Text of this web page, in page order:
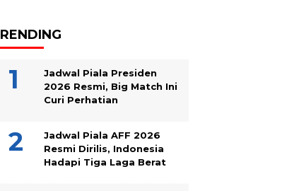
Jadwal Piala Presiden
2026 Resmi, Big Match Ini
Curi Perhatian
Jadwal Piala AFF 2026
Resmi Dirilis, Indonesia
Hadapi Tiga Laga Berat